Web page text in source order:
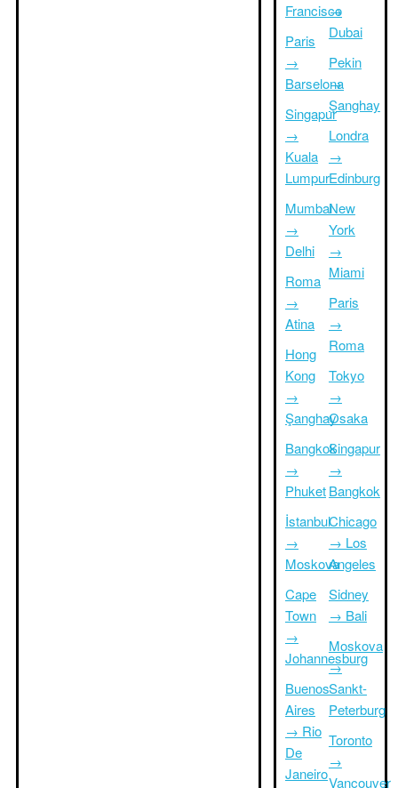
Francisco
Paris
→
Barselona
Singapur
→
Kuala
Lumpur
Mumbai
→
Delhi
Roma
→
Atina
Hong
Kong
→
Şanghay
Bangkok
→
Phuket
İstanbul
→
Moskova
Cape
Town
→
Johannesburg
Buenos
Aires
→ Rio
De
Janeiro
→
Dubai
Pekin
→
Şanghay
Londra
→
Edinburg
New
York
→
Miami
Paris
→
Roma
Tokyo
→
Osaka
Singapur
→
Bangkok
Chicago
→ Los
Angeles
Sidney
→ Bali
Moskova
→
Sankt-
Peterburg
Toronto
→
Vancouver